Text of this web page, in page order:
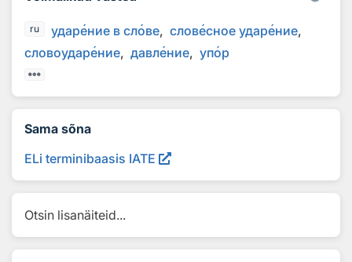
ru ударение в слове словесное ударение
словоударение давление упор
Sama sõna
ELi terminibaasis IATE
Otsin lisanäiteid...